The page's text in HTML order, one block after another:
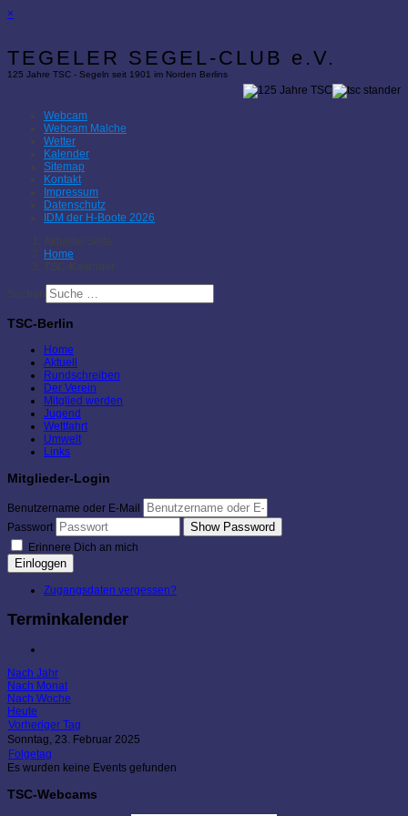
×
TEGELER SEGEL-CLUB e.V.
125 Jahre TSC - Segeln seit 1901 im Norden Berlins
Webcam
Webcam Malche
Wetter
Kalender
Sitemap
Kontakt
Impressum
Datenschutz
IDM der H-Boote 2026
Aktuelle Seite:
Home
TSC-Kalender
Suchen
TSC-Berlin
Home
Aktuell
Rundschreiben
Der Verein
Mitglied werden
Jugend
Wettfahrt
Umwelt
Links
Mitglieder-Login
Benutzername oder E-Mail
Passwort
Show Password
Erinnere Dich an mich
Einloggen
Zugangsdaten vergessen?
Terminkalender
Nach Jahr
Nach Monat
Nach Woche
Heute
Vorheriger Tag
Sonntag, 23. Februar 2025
Folgetag
Es wurden keine Events gefunden
TSC-Webcams